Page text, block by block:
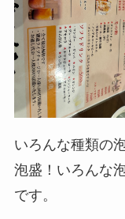
いろんな種類の
泡盛！いろんな
です。